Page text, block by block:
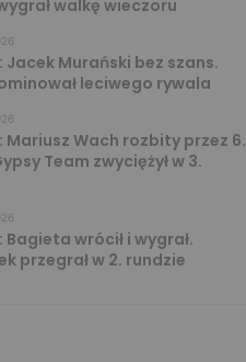
walkę wieczoru
Jacek Murański bez szans.
leciwego rywala
Mariusz Wach rozbity przez 6.
Team zwyciężył w 3.
Bagieta wrócił i wygrał.
przegrał w 2. rundzie